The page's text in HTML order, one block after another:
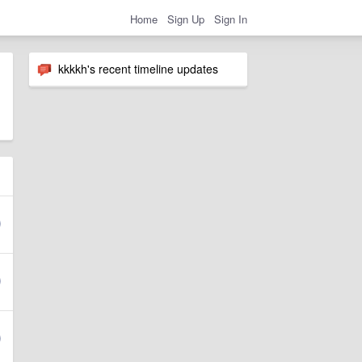
Home Sign Up Sign In
kkkkh's recent timeline updates